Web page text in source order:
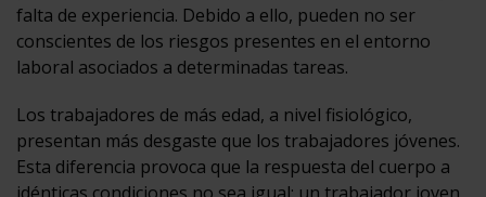
falta de experiencia. Debido a ello, pueden no ser
conscientes de los riesgos presentes en el entorno
laboral asociados a determinadas tareas.
Los trabajadores de más edad, a nivel fisiológico,
presentan más desgaste que los trabajadores jóvenes.
Esta diferencia provoca que la respuesta del cuerpo a